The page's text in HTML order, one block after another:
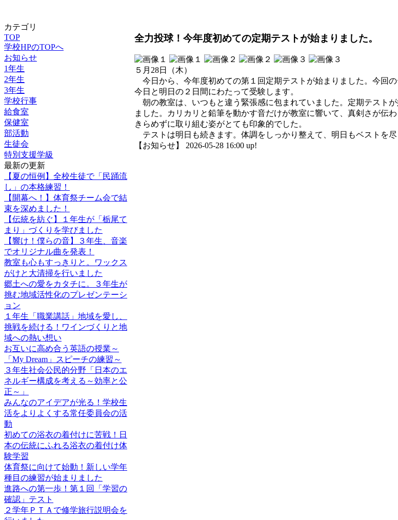
カテゴリ
TOP
学校HPのTOPへ
お知らせ
1年生
2年生
3年生
学校行事
給食室
保健室
部活動
生徒会
特別支援学級
最新の更新
【夏の恒例】全校生徒で「民踊流
し」の本格練習！
【開幕へ！】体育祭チーム会で結
束を深めました！
【伝統を紡ぐ】１年生が「栃尾て
まり」づくりを学びました
【響け！僕らの音】３年生、音楽
でオリジナル曲を発表！
教室も心もすっきりと。ワックス
がけと大清掃を行いました
郷土への愛をカタチに。３年生が
挑む地域活性化のプレゼンテーシ
ョン
１年生「職業講話」地域を愛し、
挑戦を続ける！ワインづくりと地
域への熱い想い
お互いに高め合う英語の授業～
「My Dream」スピーチの練習～
３年生社会公民的分野「日本のエ
ネルギー構成を考える～効率と公
正～」
みんなのアイデアが光る！学校生
活をよりよくする常任委員会の活
動
初めての浴衣の着付けに苦戦！日
本の伝統にふれる浴衣の着付け体
験学習
体育祭に向けて始動！新しい学年
種目の練習が始まりました
進路への第一歩！第１回「学習の
確認」テスト
２学年ＰＴＡで修学旅行説明会を
全力投球！今年度初めての定期テストが始まりました。
５月28日（木）
今日から、今年度初めての第１回定期テストが始まりました。今回
今日と明日の２日間にわたって受験します。
朝の教室は、いつもと違う緊張感に包まれていました。定期テスト
ました。カリカリと鉛筆を動かす音だけが教室に響いて、真剣さが伝
きらめずに取り組む姿がとても印象的でした。
テストは明日も続きます。体調をしっかり整えて、明日もベストを尽
【お知らせ】 2026-05-28 16:00 up!